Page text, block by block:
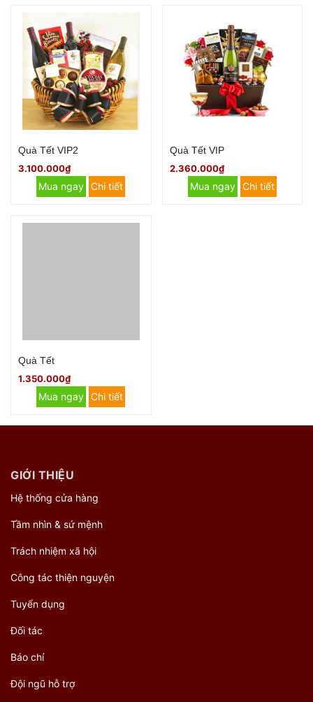
Quà Tết VIP2
3.100.000₫
Mua ngay Chi tiết
Quà Tết VIP
2.360.000₫
Mua ngay Chi tiết
Quà Tết
1.350.000₫
Mua ngay Chi tiết
GIỚI THIỆU
Hệ thống cửa hàng
Tầm nhìn & sứ mệnh
Trách nhiệm xã hội
Công tác thiện nguyện
Tuyển dụng
Đối tác
Báo chí
Đội ngũ hỗ trợ